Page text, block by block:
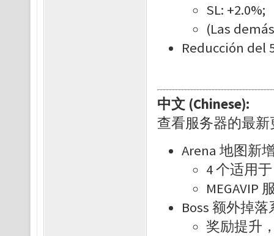
SL: +2.0%;
(Las
Reducción del
中文 (Chinese):
查看服务器的最
Arena 地图新
4 个适用
MEGAVIP
Boss 额外掉
奖励提升